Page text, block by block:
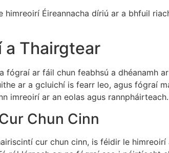
himreoirí Éireannacha díriú ar a bhfuil
a Thairgtear
fógraí ar fáil chun feabhsú a dhéanamh
ar a gcluichí is fearr leo, agus fógraí
imreoirí ar an eolas agus rannpháirteach.
Chun Cinn
cur chun cinn, is féidir le